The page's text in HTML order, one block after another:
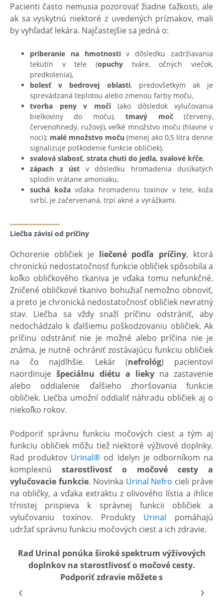
Pacienti často nemusia pozorovať žiadne ťažkosti, ale
ak sa vyskytnú niektoré z uvedených príznakov, mali
by vyhľadať lekára. Najčastejšie sa jedná o:
priberanie na hmotnostiv dôsledku zadržiavania
tekutín v tele (opuchy tváre, očných viečok,
predkolenia),
bolesť v bedrovej oblasti, predovšetkým ak je
sprevádzaná teplotou alebo zmenou farby moču,
tvorba peny v moči(ako dôsledok vylučovania
bielkoviny do moču),tmavý moč(červený,
červenohnedý, ružový), veľké množstvo moču (hlavne v
noci); malé množstvo moču (menej ako 0,5 litra denne
signalizuje poškodenie funkcie obličiek),
svalová slabosť, strata chuti do jedla, svalové kŕče,
zápach z úst v dôsledku hromadenia dusíkatých
splodín vrátane amoniaku,
suchá kožavďaka hromadeniu toxínov v tele, koža
svrbí, je začervenaná, trpí akné a vyrážkami.
Liečba závisí od príčiny
Ochorenie obličiek je liečené podľa príčiny, ktorá
chronickú nedostatočnosť funkcie obličiek spôsobila a
koľko obličkového tkaniva je vďaka tomu nefunkčné.
Zničené obličkové tkanivo bohužiaľ nemožno obnoviť,
a preto je chronická nedostatočnosť obličiek nevratný
stav. Liečba sa vždy snaží príčinu odstrániť, aby
nedochádzalo k ďalšiemu poškodzovaniu obličiek. Ak
príčinu odstrániť nie je možné alebo príčina nie je
známa, je nutné ochrániť zostávajúcu funkciu obličiek
na čo najdlhšie. Lekár (nefrológ) pacientovi
naordinuje špeciálnu diétu a lieky na zastavenie
alebo oddialenie ďalšieho zhoršovania funkcie
obličiek. Liečba umožní oddialiť náhradu obličiek aj o
niekoľko rokov.
Podporiť správnu funkciu močových ciest a tým aj
funkciu obličiek môžu tiež niektoré výživové doplnky.
Rad produktov Urinal® od Idelyn je odborníkom na
komplexnú starostlivosť o močové cesty a
vylučovacie funkcie. Novinka Urinal Nefro cieli práve
na obličky, a vďaka extraktu z olivového lístia a ihlice
tŕnistej prispieva k správnej funkcii obličiek a
vylučovaniu toxínov. Produkty Urinal pomáhajú
udržať správnu funkciu močových ciest a ich zdravie.
Rad Urinal ponúka široké spektrum výživových
doplnkov na starostlivosť o močové cesty.
Podporiť zdravie môžete s